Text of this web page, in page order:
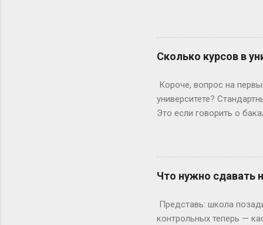
страницы
ключевое «однако»,
инспектор. Где же тогда
Раньше, в эпоху
рамка для картины. Саму
Сколько курсов в
Короче, вопрос на
университете?
Это если говорить о
человечески. Классика
Сколько он будет
второй – уже с опытом,
стандартная программа
дольше? Специалитет
будущие врачи,
Что нужно сдавать
Представь: школа
контрольных теперь —